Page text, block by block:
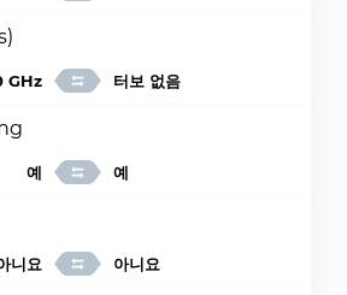
GHz 터보 없음
예 예
니요 아니요